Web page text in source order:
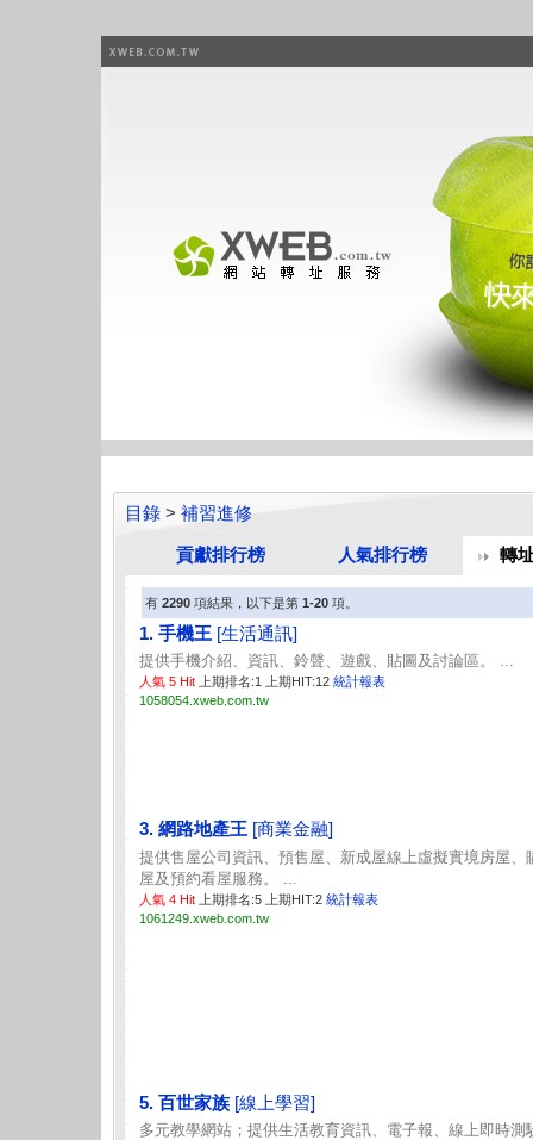
目錄 > 補習進修
貢獻排行榜 人氣排行榜 轉
有 2290 項結果，以下是第 1-20 項。
1. 手機王 [生活通訊]
提供手機介紹、資訊、鈴聲、遊戲、貼圖及討論區。 ...
人氣 5 Hit 上期排名:1 上期HIT:12 統計報表
1058054.xweb.com.tw
3. 網路地產王 [商業金融]
提供售屋公司資訊、預售屋、新成屋線上虛擬實境房屋、
屋及預約看屋服務。 ...
人氣 4 Hit 上期排名:5 上期HIT:2 統計報表
1061249.xweb.com.tw
5. 百世家族 [線上學習]
多元教學網站；提供生活教育資訊、電子報、線上即時測